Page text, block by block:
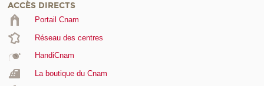
ACCÈS DIRECTS
Portail Cnam
Réseau des centres
HandiCnam
La boutique du Cnam